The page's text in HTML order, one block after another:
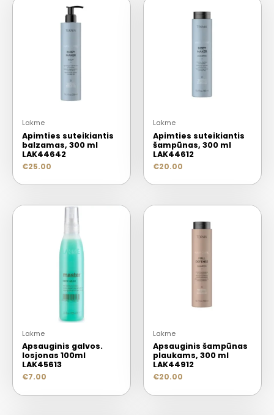
Lakme
Apimties suteikiantis
balzamas, 300 ml
LAK44642
€25.00
Lakme
Apimties suteikiantis
šampūnas, 300 ml
LAK44612
€20.00
Lakme
Apsauginis galvos.
losjonas 100ml
LAK45613
€7.00
Lakme
Apsauginis šampūnas
plaukams, 300 ml
LAK44912
€20.00